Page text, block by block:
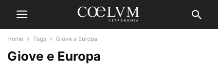
Home Tags Giove e Europa
Giove e Europa